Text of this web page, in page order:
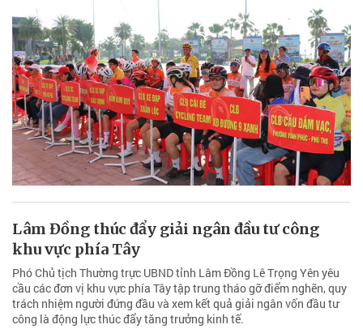
Lâm Đồng thúc đẩy giải ngân đầu tư công
khu vực phía Tây
Phó Chủ tịch Thường trực UBND tỉnh Lâm Đồng Lê Trọng Yên yêu
cầu các đơn vị khu vực phía Tây tập trung tháo gỡ điểm nghẽn, quy
trách nhiệm người đứng đầu và xem kết quả giải ngân vốn đầu tư
công là động lực thúc đẩy tăng trưởng kinh tế.